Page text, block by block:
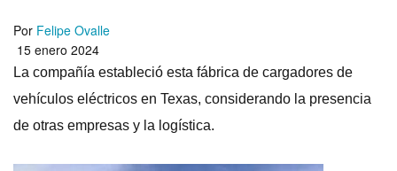
Por Felipe Ovalle
15 enero 2024
La compañía estableció esta fábrica de cargadores de
vehículos eléctricos en Texas, considerando la presencia
de otras empresas y la logística.